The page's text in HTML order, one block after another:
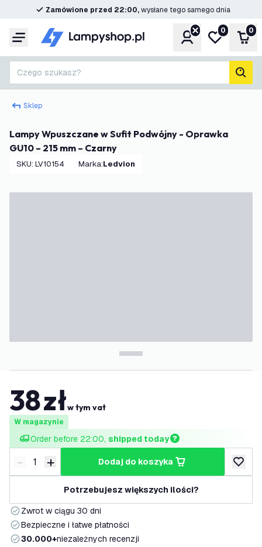
Zamówione przed 22:00,wysłane tego samego dnia
Menu KontoMoja lista
0 0
Czego szukasz?
Sklep
Lampy Wpuszczane w Sufit Podwójny - Oprawka
GU10 – 215 mm – Czarny
SKU: LV10154 Marka: Ledvion
38złw tym vat
W magazynie
Order before 22:00, shipped today
Zmniejsz ilość
- Zwiększ ilość
+ dodaj do koszyka
dodaj
Potrzebujesz większych ilości?
Zwrot w ciągu 30 dni
Bezpieczne i łatwe płatności
30.000+niezależnych recenzji